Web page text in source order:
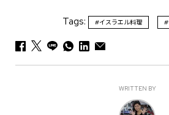
Tags: #イスラエル料理 #
WRITTEN BY